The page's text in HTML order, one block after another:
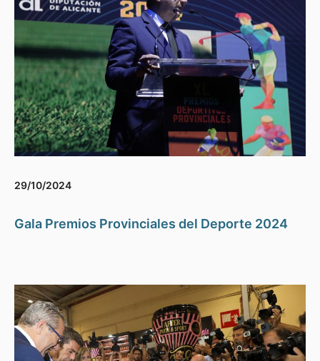
29/10/2024
Gala Premios Provinciales del Deporte 2024